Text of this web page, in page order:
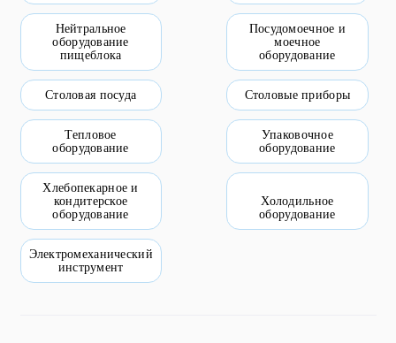
Оборудование для овз
Оборудование уличное и для прилегающей
территории
Пищевое оборудование и инвентарь
Робототехника
Спортивное оборудование и инвентарь
Фото, видео и аксессуары
Цифровые лаборатории
Нейтральное
оборудование
пищеблока
Посудомоечное и
моечное
оборудование
Столовая посуда Столовые приборы
Тепловое
оборудование
Упаковочное
оборудование
Хлебопекарное и
кондитерское
оборудование
Холодильное
оборудование
Электромеханический
инструмент